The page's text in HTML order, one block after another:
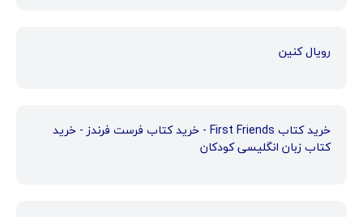
رویال کنین
خرید کتاب First Friends - خرید کتاب فرست فرندز - خرید
کتاب زبان انگلیسی کودکان